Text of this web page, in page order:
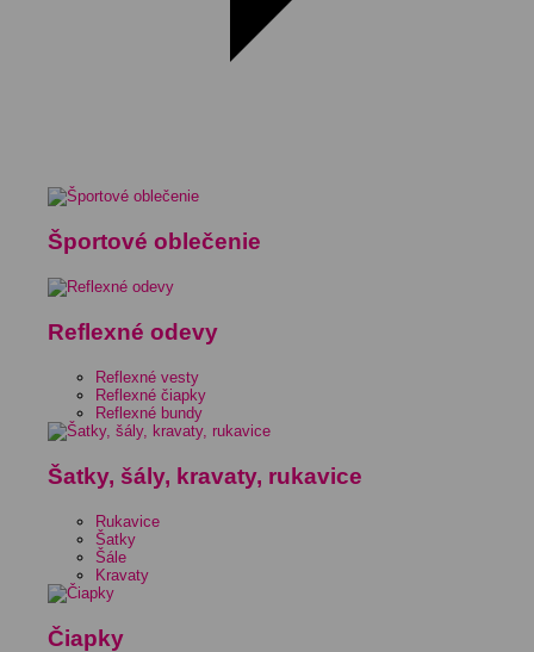
Športové oblečenie
Reflexné odevy
Reflexné vesty
Reflexné čiapky
Reflexné bundy
Šatky, šály, kravaty, rukavice
Rukavice
Šatky
Šále
Kravaty
Čiapky